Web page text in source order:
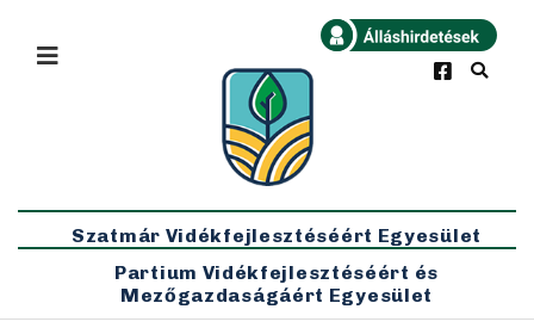
Legfrissebb
×
Szatmár Vidékfejlesztéséért Egyesület
Partium Vidékfejlesztéséért és
Mezőgazdaságáért Egyesület